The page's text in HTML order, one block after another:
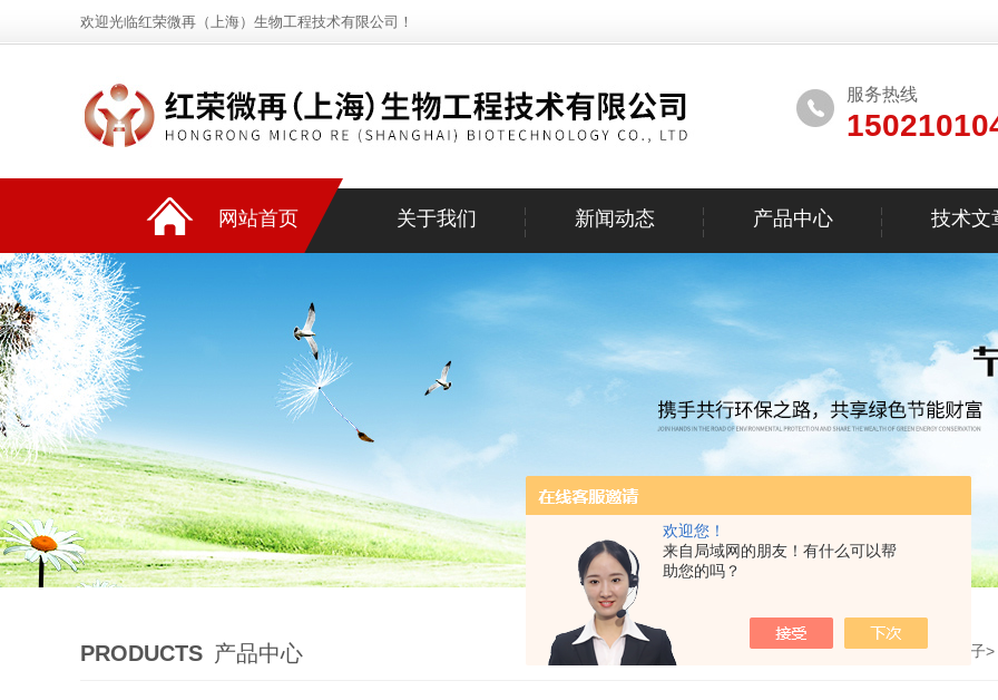
欢迎您！
来自局域网的朋友！有什么可以帮
助您的吗？
欢迎光临红荣微再（上海）生物工程技术有限公司！
服务热线
网站首页 关于我们 新闻动态 产品中心 技术文
PRODUCTS 产品中心 产品中心>血清及替代物/细胞因子>